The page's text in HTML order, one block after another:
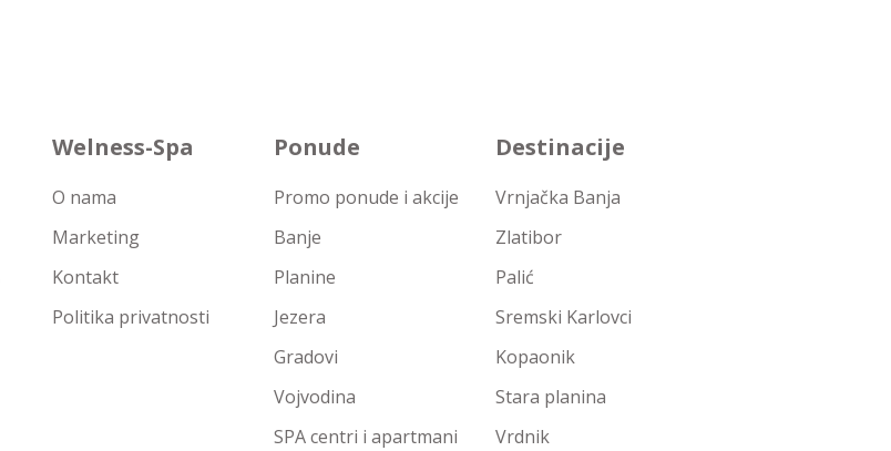
Welness-Spa
O nama
Marketing
Kontakt
Politika privatnosti
Ponude
Promo ponude i akcije
Banje
Planine
Jezera
Gradovi
Vojvodina
SPA centri i apartmani
Destinacije
Vrnjačka Banja
Zlatibor
Palić
Sremski Karlovci
Kopaonik
Stara planina
Vrdnik